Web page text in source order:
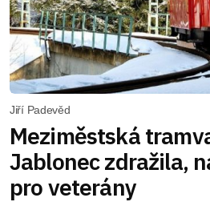
Jiří Padevěd
Meziměstská
Jablonec zdražila,
pro veterány